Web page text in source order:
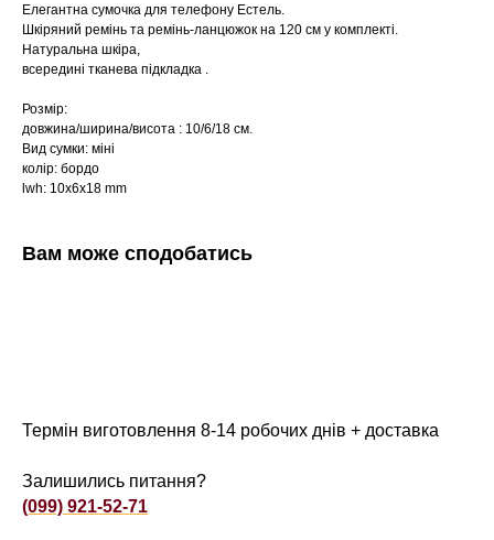
Елегантна сумочка для телефону Естель.
Шкіряний ремінь та ремінь-ланцюжок на 120 см у комплекті.
Натуральна шкіра,
всередині тканева підкладка .
Розмір:
довжина/ширина/висота : 10/6/18 см.
Вид сумки: міні
колір: бордо
lwh: 10x6x18 mm
Вам може сподобатись
Термін виготовлення 8-14 робочих днів + доставка
Залишились питання?
(099) 921-52-71